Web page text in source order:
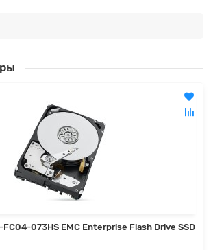
073HS EMC Enterprise Flash Drive SSD